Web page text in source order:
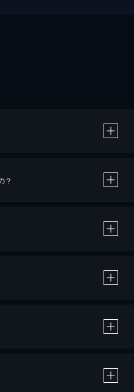
？
決済による作品の購入 / レンタルです。